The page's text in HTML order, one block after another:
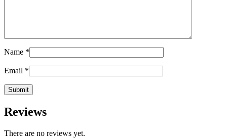
Name *
Email *
Reviews
There are no reviews yet.